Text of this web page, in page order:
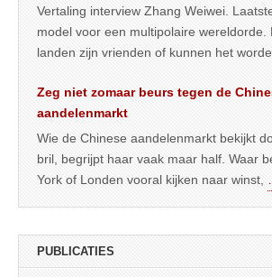
Vertaling interview Zhang Weiwei.
model voor een multipolaire
landen zijn vrienden of kunnen het
Zeg niet zomaar beurs tegen de
aandelenmarkt
Wie de Chinese aandelenmarkt bekijkt
bril, begrijpt haar vaak maar half. Waar
York of Londen vooral kijken naar winst,
PUBLICATIES